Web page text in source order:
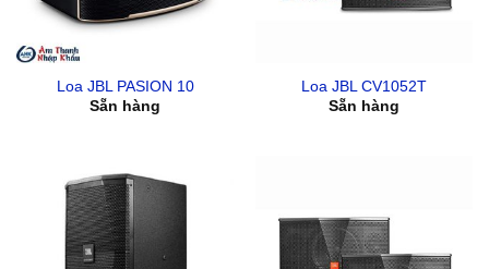
Loa JBL PASION 10
Sẵn hàng
Loa JBL CV1052T
Sẵn hàng